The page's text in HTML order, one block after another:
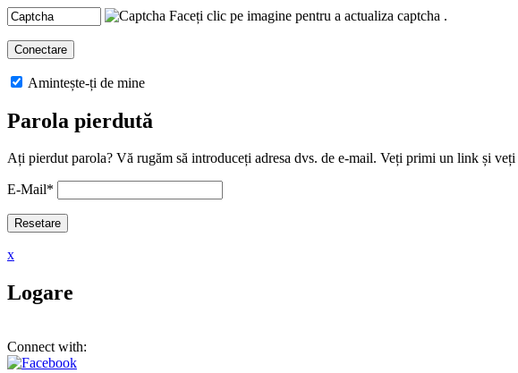
Faceți clic pe imagine pentru a actualiza captcha .
Amintește-ți de mine
Parola pierdută
Ați pierdut parola? Vă rugăm să introduceți adresa dvs. de e-mail. Veți primi un link și
E-Mail*
x
Logare
Connect with: